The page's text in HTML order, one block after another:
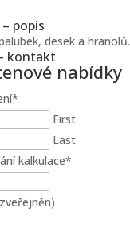
popis
desek a hranolů.
kontakt
nabídky
*
First
Last
kalkulace*